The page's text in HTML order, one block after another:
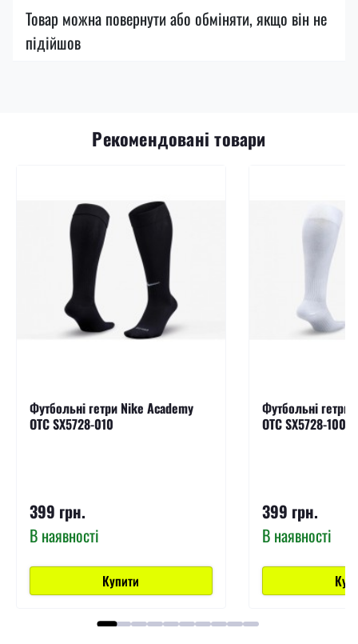
Товар можна повернути або обміняти, якщо він не
підійшов
Рекомендовані товари
Футбольні гетри Nike Academy
OTC SX5728-010
399 грн.
В наявності
Купити
Футбольні гетри
OTC SX5728-100
399 грн.
В наявності